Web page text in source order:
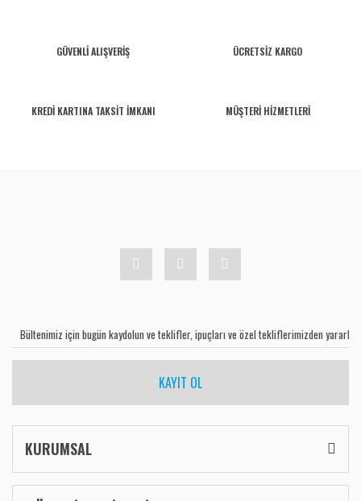
GÜVENLİ ALIŞVERİŞ ÜCRETSİZ KARGO
KREDİ KARTINA TAKSİT İMKANI MÜŞTERİ HİZMETLERİ
KAYIT OL
KURUMSAL